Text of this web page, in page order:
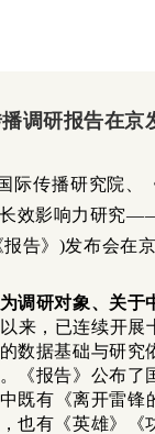
调研报告在京
际传播研究院、
效影响力研究
告》)发布会在
调研对象、关于
以来，已连续开展
数据基础与研究
《报告》公布了
既有《离开雷锋
也有《英雄》《